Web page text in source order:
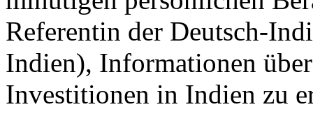
Referentin der Deutsch-
Indien), Informationen
Investitionen in Indien zu